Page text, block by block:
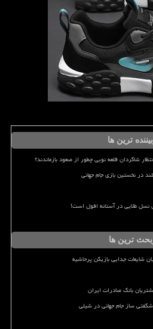
ترین ها
در نخستین بازی جام جهانی
نسل طلایی در آستانه افول است!
ترین ها
شایعات جدایی بازیکن پرحاشیه
بانک صادرات ایران
ساز جام جهانی در شیلی